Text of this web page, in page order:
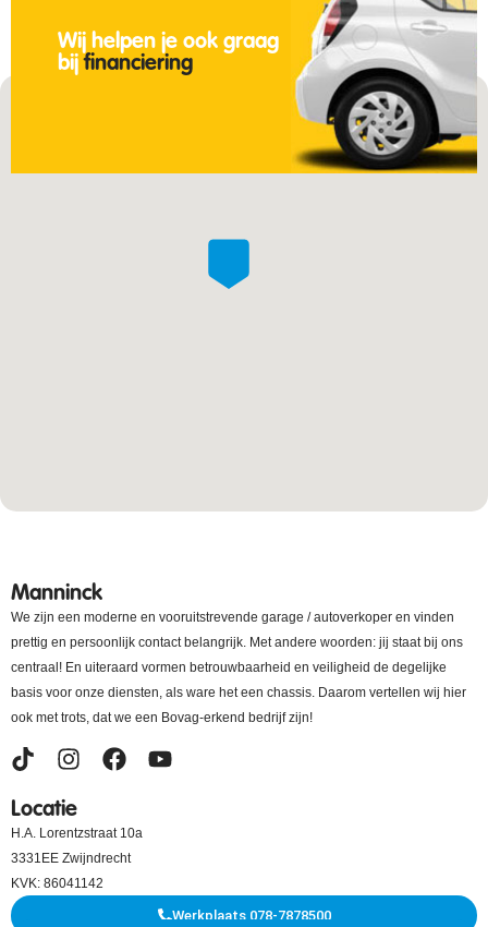
Wij helpen je ook graag
bijfinanciering
Manninck
We zijn een moderne en vooruitstrevende garage / autoverkoper en vinden
prettig en persoonlijk contact belangrijk. Met andere woorden: jij staat bij ons
centraal! En uiteraard vormen betrouwbaarheid en veiligheid de degelijke
basis voor onze diensten, als ware het een chassis. Daarom vertellen wij hier
ook met trots, dat we een Bovag-erkend bedrijf zijn!
Locatie
H.A. Lorentzstraat 10a
3331EE Zwijndrecht
KVK: 86041142
Werkplaats 078-7878500